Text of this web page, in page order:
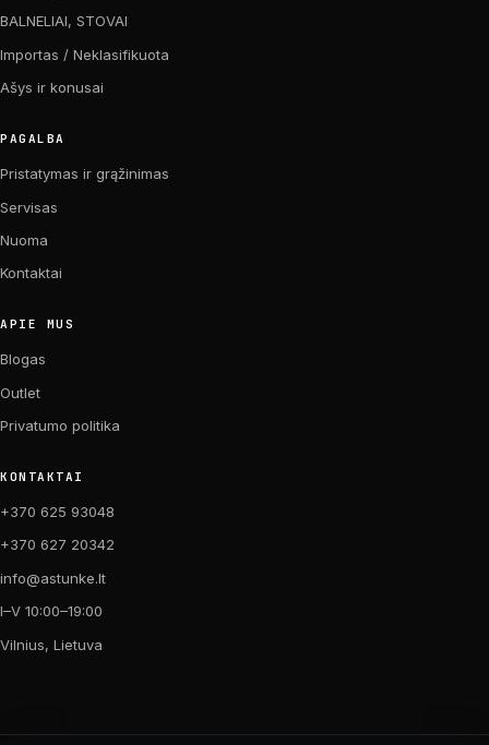
BALNELIAI, STOVAI
Importas / Neklasifikuota
Ašys ir konusai
PAGALBA
Pristatymas ir grąžinimas
Servisas
Nuoma
Kontaktai
APIE MUS
Blogas
Outlet
Privatumo politika
KONTAKTAI
+370 625 93048
+370 627 20342
info@astunke.lt
I–V 10:00–19:00
Vilnius, Lietuva